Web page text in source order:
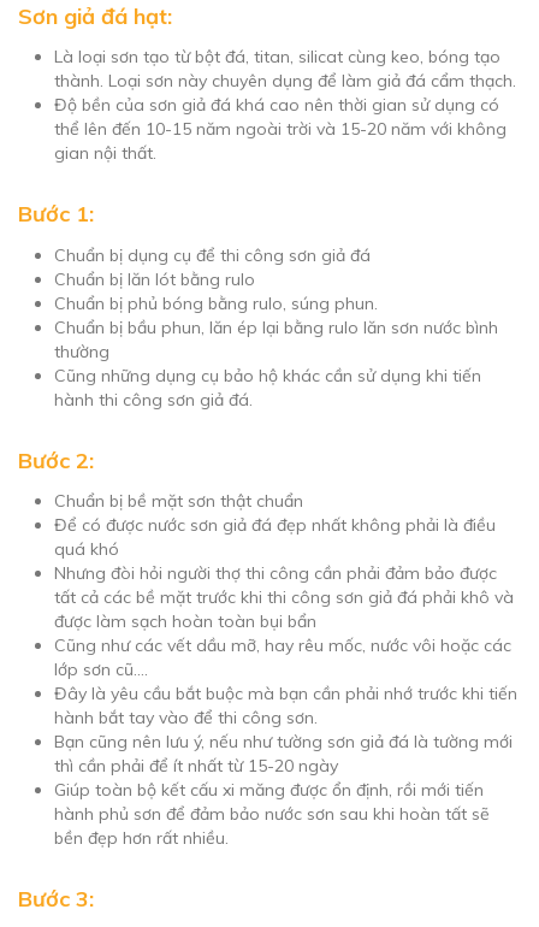
Sơn giả đá hạt:
Là loại sơn tạo từ bột đá, titan, silicat cùng keo, bóng tạo
thành. Loại sơn này chuyên dụng để làm giả đá cẩm thạch.
Độ bền của sơn giả đá khá cao nên thời gian sử dụng có
thể lên đến 10-15 năm ngoài trời và 15-20 năm với không
gian nội thất.
Bước 1:
Chuẩn bị dụng cụ để thi công sơn giả đá
Chuẩn bị lăn lót bằng rulo
Chuẩn bị phủ bóng bằng rulo, súng phun.
Chuẩn bị bầu phun, lăn ép lại bằng rulo lăn sơn nước bình
thường
Cũng những dụng cụ bảo hộ khác cần sử dụng khi tiến
hành thi công sơn giả đá.
Bước 2:
Chuẩn bị bề mặt sơn thật chuẩn
Để có được nước sơn giả đá đẹp nhất không phải là điều
quá khó
Nhưng đòi hỏi người thợ thi công cần phải đảm bảo được
tất cả các bề mặt trước khi thi công sơn giả đá phải khô và
được làm sạch hoàn toàn bụi bẩn
Cũng như các vết dầu mỡ, hay rêu mốc, nước vôi hoặc các
lớp sơn cũ….
Đây là yêu cầu bắt buộc mà bạn cần phải nhớ trước khi tiến
hành bắt tay vào để thi công sơn.
Bạn cũng nên lưu ý, nếu như tường sơn giả đá là tường mới
thì cần phải để ít nhất từ 15-20 ngày
Giúp toàn bộ kết cấu xi măng được ổn định, rồi mới tiến
hành phủ sơn để đảm bảo nước sơn sau khi hoàn tất sẽ
bền đẹp hơn rất nhiều.
Bước 3: